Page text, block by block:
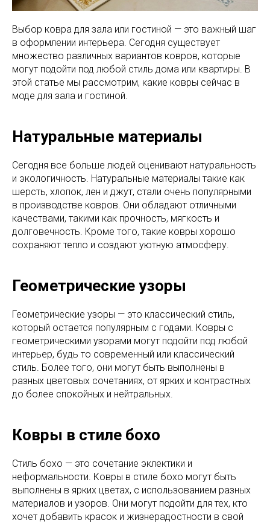
Выбор ковра для зала или гостиной — это важный шаг
в оформлении интерьера. Сегодня существует
множество различных вариантов ковров, которые
могут подойти под любой стиль дома или квартиры. В
этой статье мы рассмотрим, какие ковры сейчас в
моде для зала и гостиной.
Натуральные материалы
Сегодня все больше людей оценивают натуральность
и экологичность. Натуральные материалы такие как
шерсть, хлопок, лен и джут, стали очень популярными
в производстве ковров. Они обладают отличными
качествами, такими как прочность, мягкость и
долговечность. Кроме того, такие ковры хорошо
сохраняют тепло и создают уютную атмосферу.
Геометрические узоры
Геометрические узоры — это классический стиль,
который остается популярным с годами. Ковры с
геометрическими узорами могут подойти под любой
интерьер, будь то современный или классический
стиль. Более того, они могут быть выполнены в
разных цветовых сочетаниях, от ярких и контрастных
до более спокойных и нейтральных.
Ковры в стиле бохо
Стиль бохо — это сочетание эклектики и
неформальности. Ковры в стиле бохо могут быть
выполнены в ярких цветах, с использованием разных
материалов и узоров. Они могут подойти для тех, кто
хочет добавить красок и жизнерадостности в свой